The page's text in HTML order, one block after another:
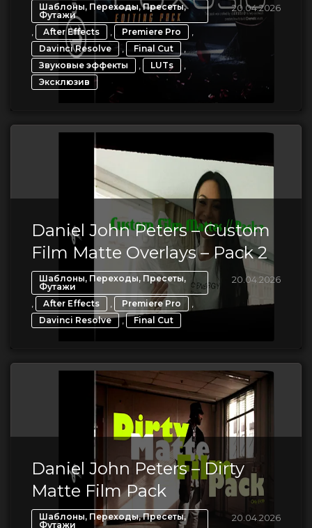
Шаблоны, Переходы, Пресеты,
Футажи
, After Effects , Premiere Pro ,
Davinci Resolve , Final Cut ,
Звуковые эффекты , LUTs ,
Эксклюзив
20.04.2026
Daniel John Peters – Custom
Film Matte Overlays – Pack 2
Шаблоны, Переходы, Пресеты,
Футажи
, After Effects , Premiere Pro ,
Davinci Resolve , Final Cut
20.04.2026
Daniel John Peters – Dirty
Matte Film Pack
Шаблоны, Переходы, Пресеты,
Футажи
20.04.2026